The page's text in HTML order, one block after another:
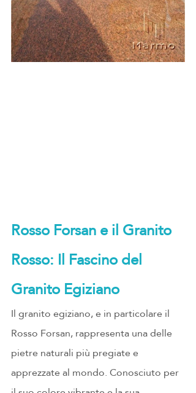
Rosso Forsan e il Granito
Rosso: Il Fascino del
Granito Egiziano
Il granito egiziano, e in particolare il
Rosso Forsan, rappresenta una delle
pietre naturali più pregiate e
apprezzate al mondo. Conosciuto per